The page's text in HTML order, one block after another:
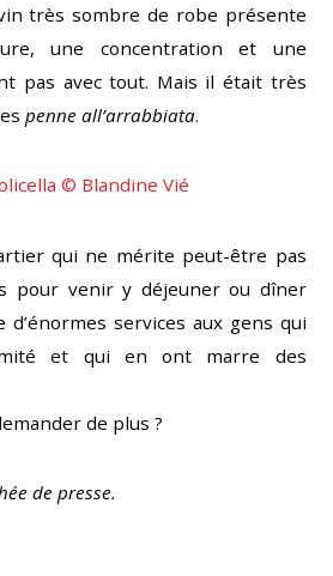
très sombre de robe présente
une concentration et une
pas avec tout. Mais il était très
penne all’arrabbiata.
qui ne mérite peut-être pas
pour venir y déjeuner ou dîner
services aux gens qui
et qui en ont marre des
de plus ?
de presse.